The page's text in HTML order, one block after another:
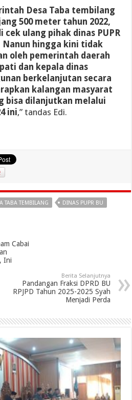
Desa Taba tembilang
500 meter tahun 2022,
cek ulang pihak dinas PUPR
Nanun hingga kini tidak
oleh pemerintah daerah
dan kepala dinas
berkelanjutan secara
kalangan masyarat
bisa dilanjutkan melalui
ini,” tandas Edi.
TABA TEMBILANG
DINAS PUPR BU
Cabai
Ini
Berita Selanjutnya
Pandangan Fraksi DPRD BU
RPJPD Tahun 2025-2025 Syah
Menjadi Perda